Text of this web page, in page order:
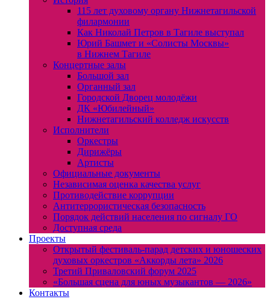
115 лет духовому органу Нижнетагильской
филармонии
Как Николай Петров в Тагиле выступал
Юрий Башмет и «Солисты Москвы»
в Нижнем Тагиле
Концертные залы
Большой зал
Органный зал
Городской Дворец молодёжи
ДК «Юбилейный»
Нижнетагильский колледж искусств
Исполнители
Оркестры
Дирижёры
Артисты
Официальные документы
Независимая оценка качества услуг
Противодействие коррупции
Антитеррористическая безопасность
Порядок действий населения по сигналу ГО
Доступная среда
Проекты
Открытый фестиваль-парад детских и юношеских
духовых оркестров «Аккорды лета» 2026
Третий Приваловский форум 2025
«Большая сцена для юных музыкантов — 2026»
Контакты